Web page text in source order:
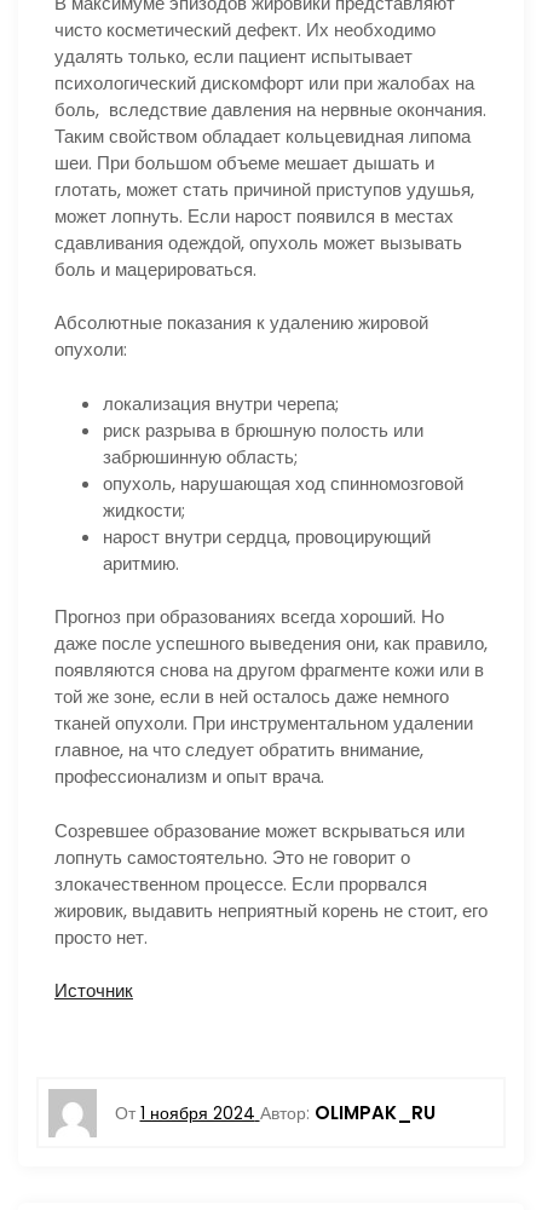
чисто косметический дефект. Их необходимо
удалять только, если пациент испытывает
психологический дискомфорт или при жалобах на
боль, вследствие давления на нервные окончания.
Таким свойством обладает кольцевидная липома
шеи. При большом объеме мешает дышать и
глотать, может стать причиной приступов удушья,
может лопнуть. Если нарост появился в местах
сдавливания одеждой, опухоль может вызывать
боль и мацерироваться.
Абсолютные показания к удалению жировой
опухоли:
локализация внутри черепа;
риск разрыва в брюшную полость или
забрюшинную область;
опухоль, нарушающая ход спинномозговой
жидкости;
нарост внутри сердца, провоцирующий
аритмию.
Прогноз при образованиях всегда хороший. Но
даже после успешного выведения они, как правило,
появляются снова на другом фрагменте кожи или в
той же зоне, если в ней осталось даже немного
тканей опухоли. При инструментальном удалении
главное, на что следует обратить внимание,
профессионализм и опыт врача.
Созревшее образование может вскрываться или
лопнуть самостоятельно. Это не говорит о
злокачественном процессе. Если прорвался
жировик, выдавить неприятный корень не стоит, его
просто нет.
Источник
От 1 ноября 2024 Автор: OLIMPAK_RU